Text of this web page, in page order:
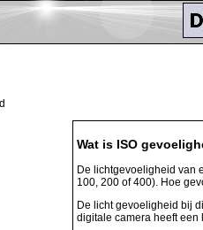
Wat is ISO
De lichtgevoeligheid van
100, 200 of 400). Hoe
De licht gevoeligheid bij
digitale camera heeft